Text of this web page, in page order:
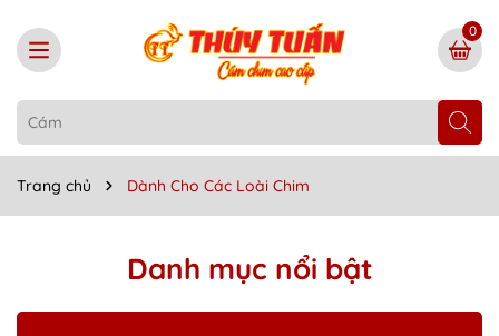
0
Trang chủ Dành Cho Các Loài Chim
Danh mục nổi bật